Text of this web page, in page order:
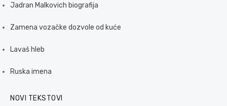
Jadran Malkovich biografija
Zamena vozačke dozvole od kuće
Lavaš hleb
Ruska imena
NOVI TEKSTOVI